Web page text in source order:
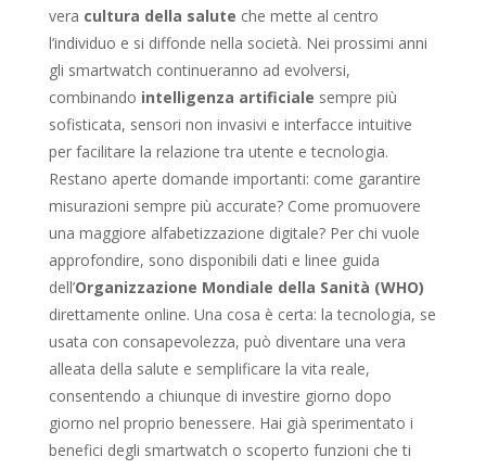
vera cultura della salute che mette al centro
l’individuo e si diffonde nella società. Nei prossimi anni
gli smartwatch continueranno ad evolversi,
combinando intelligenza artificiale sempre più
sofisticata, sensori non invasivi e interfacce intuitive
per facilitare la relazione tra utente e tecnologia.
Restano aperte domande importanti: come garantire
misurazioni sempre più accurate? Come promuovere
una maggiore alfabetizzazione digitale? Per chi vuole
approfondire, sono disponibili dati e linee guida
dell’Organizzazione Mondiale della Sanità (WHO)
direttamente online. Una cosa è certa: la tecnologia, se
usata con consapevolezza, può diventare una vera
alleata della salute e semplificare la vita reale,
consentendo a chiunque di investire giorno dopo
giorno nel proprio benessere. Hai già sperimentato i
benefici degli smartwatch o scoperto funzioni che ti